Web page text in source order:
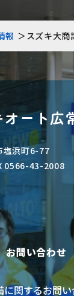
報 スズキ大商
ート広
塩浜町6-77
0566-43-2008
お問い合わせ
関するお問